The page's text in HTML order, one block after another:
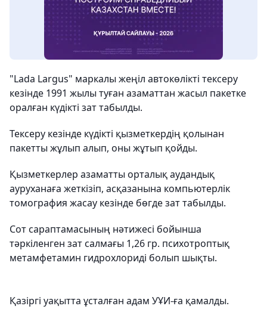
"Lada Largus" маркалы жеңіл автокөлікті тексеру
кезінде 1991 жылы туған азаматтан жасыл пакетке
оралған күдікті зат табылды.
Тексеру кезінде күдікті қызметкердің қолынан
пакетты жұлып алып, оны жұтып қойды.
Қызметкерлер азаматты орталық аудандық
ауруханаға жеткізіп, асқазанына компьютерлік
томография жасау кезінде бөгде зат табылды.
Сот сараптамасының нәтижесі бойынша
тәркіленген зат салмағы 1,26 гр. психотроптық
метамфетамин гидрохлориді болып шықты.
Қазіргі уақытта ұсталған адам УҰИ-ға қамалды.